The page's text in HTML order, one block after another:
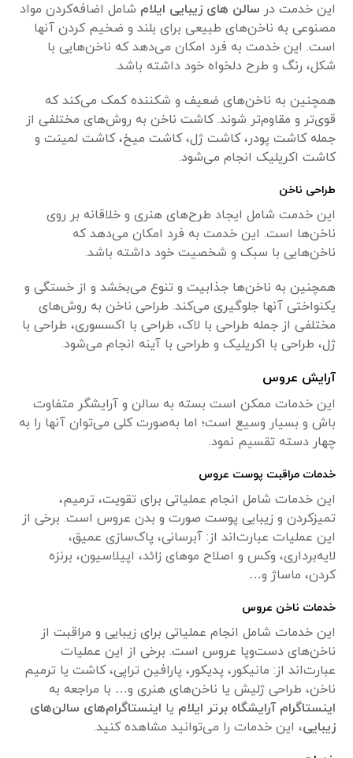
این خدمت در سالن های زیبایی ایلام شامل اضافه‌کردن مواد
مصنوعی به ناخن‌های طبیعی برای بلند و ضخیم کردن آنها
است. این خدمت به فرد امکان می‌دهد که ناخن‌هایی با
شکل، رنگ و طرح دلخواه خود داشته باشد.
همچنین به ناخن‌های ضعیف و شکننده کمک می‌کند که
قوی‌تر و مقاوم‌تر شوند. کاشت ناخن به روش‌های مختلفی از
جمله کاشت پودر، کاشت ژل، کاشت میخ، کاشت لمینت و
کاشت اکریلیک انجام می‌شود.
طراحی ناخن
این خدمت شامل ایجاد طرح‌های هنری و خلاقانه بر روی
ناخن‌ها است. این خدمت به فرد امکان می‌دهد که
ناخن‌هایی با سبک و شخصیت خود داشته باشد.
همچنین به ناخن‌ها جذابیت و تنوع می‌بخشد و از خستگی و
یکنواختی آنها جلوگیری می‌کند. طراحی ناخن به روش‌های
مختلفی از جمله طراحی با لاک، طراحی با اکسسوری، طراحی با
ژل، طراحی با اکریلیک و طراحی با آینه انجام می‌شود.
آرایش عروس
این خدمات ممکن است بسته به سالن و آرایشگر متفاوت
باش و بسیار وسیع است؛ اما به‌صورت کلی می‌توان آنها را به
چهار دسته تقسیم نمود.
خدمات مراقبت پوست عروس
این خدمات شامل انجام عملیاتی برای تقویت، ترمیم،
تمیزکردن و زیبایی پوست صورت و بدن عروس است. برخی از
این عملیات عبارت‌اند از: آبرسانی، پاک‌سازی عمیق،
لایه‌برداری، وکس و اصلاح موهای زائد، اپیلاسیون، برنزه
کردن، ماساژ و…
خدمات ناخن عروس
این خدمات شامل انجام عملیاتی برای زیبایی و مراقبت از
ناخن‌های دست‌وپا عروس است. برخی از این عملیات
عبارت‌اند از: مانیکور، پدیکور، پارافین تراپی، کاشت یا ترمیم
ناخن، طراحی ژلیش یا ناخن‌های هنری و… با مراجعه به
اینستاگرام آرایشگاه برتر ایلام یا اینستاگرام‌های سالن‌های
زیبایی، این خدمات را می‌توانید مشاهده کنید.